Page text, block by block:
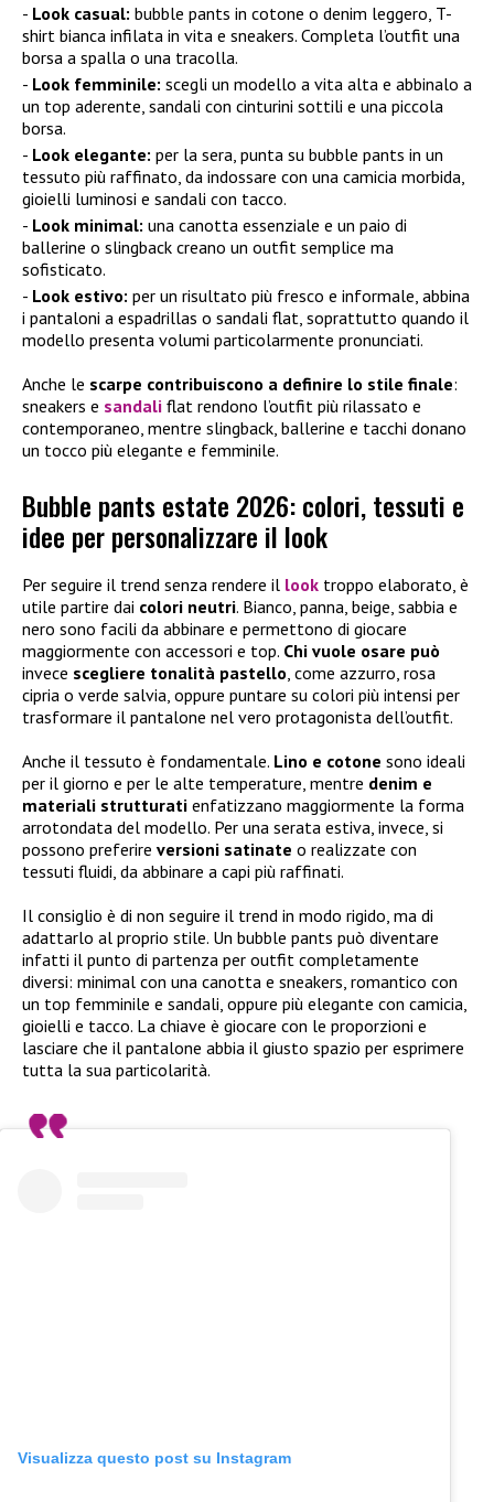
Look casual: bubble pants in cotone o denim leggero, T-
shirt bianca infilata in vita e sneakers. Completa l’outfit una
borsa a spalla o una tracolla.
Look femminile: scegli un modello a vita alta e abbinalo a
un top aderente, sandali con cinturini sottili e una piccola
borsa.
Look elegante: per la sera, punta su bubble pants in un
tessuto più raffinato, da indossare con una camicia morbida,
gioielli luminosi e sandali con tacco.
Look minimal: una canotta essenziale e un paio di
ballerine o slingback creano un outfit semplice ma
sofisticato.
Look estivo: per un risultato più fresco e informale, abbina
i pantaloni a espadrillas o sandali flat, soprattutto quando il
modello presenta volumi particolarmente pronunciati.
Anche le scarpe contribuiscono a definire lo stile finale:
sneakers e sandali flat rendono l’outfit più rilassato e
contemporaneo, mentre slingback, ballerine e tacchi donano
un tocco più elegante e femminile.
Bubble pants estate 2026: colori, tessuti e
idee per personalizzare il look
Per seguire il trend senza rendere il look troppo elaborato, è
utile partire dai colori neutri. Bianco, panna, beige, sabbia e
nero sono facili da abbinare e permettono di giocare
maggiormente con accessori e top. Chi vuole osare può
invece scegliere tonalità pastello, come azzurro, rosa
cipria o verde salvia, oppure puntare su colori più intensi per
trasformare il pantalone nel vero protagonista dell’outfit.
Anche il tessuto è fondamentale. Lino e cotone sono ideali
per il giorno e per le alte temperature, mentre denim e
materiali strutturati enfatizzano maggiormente la forma
arrotondata del modello. Per una serata estiva, invece, si
possono preferire versioni satinate o realizzate con
tessuti fluidi, da abbinare a capi più raffinati.
Il consiglio è di non seguire il trend in modo rigido, ma di
adattarlo al proprio stile. Un bubble pants può diventare
infatti il punto di partenza per outfit completamente
diversi: minimal con una canotta e sneakers, romantico con
un top femminile e sandali, oppure più elegante con camicia,
gioielli e tacco. La chiave è giocare con le proporzioni e
lasciare che il pantalone abbia il giusto spazio per esprimere
tutta la sua particolarità.
Visualizza questo post su Instagram